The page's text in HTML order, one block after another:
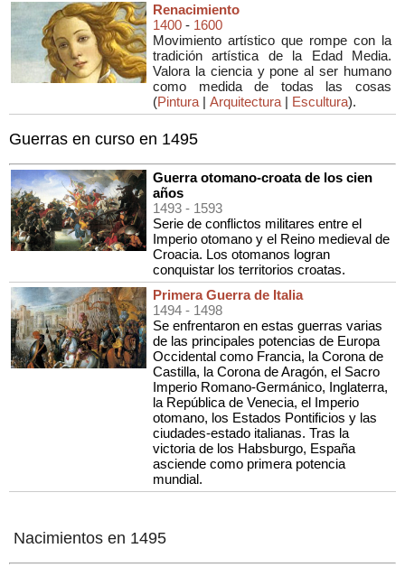
Renacimiento
1400 - 1600
Movimiento artístico que rompe con la
tradición artística de la Edad Media.
Valora la ciencia y pone al ser humano
como medida de todas las cosas
(Pintura | Arquitectura | Escultura).
Guerras en curso en 1495
Guerra otomano-croata de los cien
años
1493 - 1593
Serie de conflictos militares entre el
Imperio otomano y el Reino medieval de
Croacia. Los otomanos logran
conquistar los territorios croatas.
Primera Guerra de Italia
1494 - 1498
Se enfrentaron en estas guerras varias
de las principales potencias de Europa
Occidental como Francia, la Corona de
Castilla, la Corona de Aragón, el Sacro
Imperio Romano-Germánico, Inglaterra,
la República de Venecia, el Imperio
otomano, los Estados Pontificios y las
ciudades-estado italianas. Tras la
victoria de los Habsburgo, España
asciende como primera potencia
mundial.
Nacimientos en 1495